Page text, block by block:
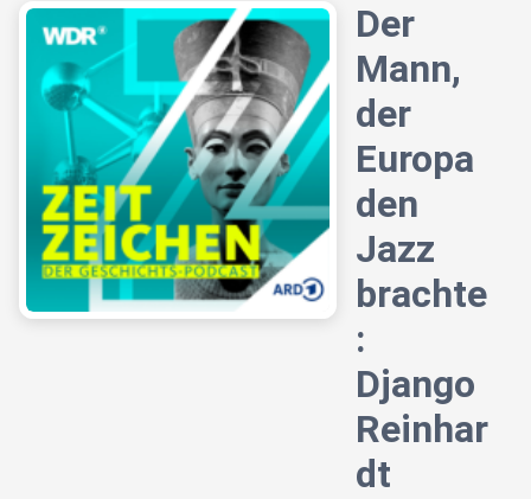
Der
Mann,
der
Europa
den
Jazz
brachte
:
Django
Reinhar
dt